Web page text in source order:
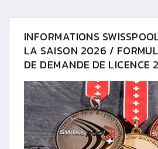
INFORMATIONS
LA SAISON 2026 /
DE DEMANDE DE LICENCE